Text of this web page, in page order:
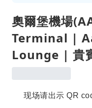
奧爾堡機場
Terminal |
Lounge | 貴
现场请出示 QR